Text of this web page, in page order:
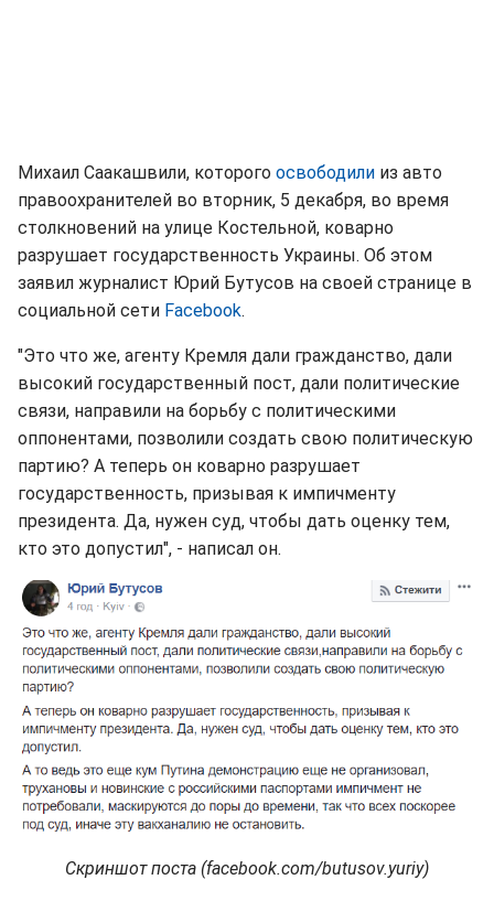
Михаил Саакашвили, которого освободили из авто
правоохранителей во вторник, 5 декабря, во время
столкновений на улице Костельной, коварно
разрушает государственность Украины. Об этом
заявил журналист Юрий Бутусов на своей странице в
социальной сети Facebook.
"Это что же, агенту Кремля дали гражданство, дали
высокий государственный пост, дали политические
связи, направили на борьбу с политическими
оппонентами, позволили создать свою политическую
партию? А теперь он коварно разрушает
государственность, призывая к импичменту
президента. Да, нужен суд, чтобы дать оценку тем,
кто это допустил", - написал он.
Скриншот поста (facebook.com/butusov.yuriy)